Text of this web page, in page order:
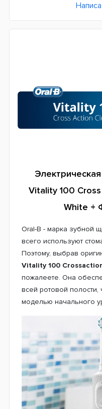
Дополнительные
24 месяца
Vitality 100
White +
Oral-B - марка зубной
всего используют
Поэтому, выбрав
Vitality 100
пожалеете. Она
всей ротовой
моделью начального